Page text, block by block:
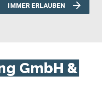
IMMER ERLAUBEN
GmbH &